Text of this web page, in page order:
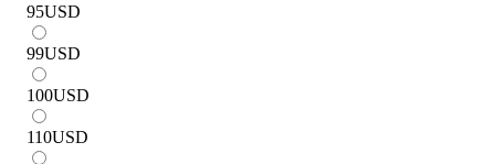
95USD
99USD
100USD
110USD